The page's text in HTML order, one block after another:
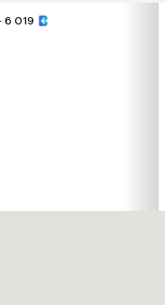
6 019